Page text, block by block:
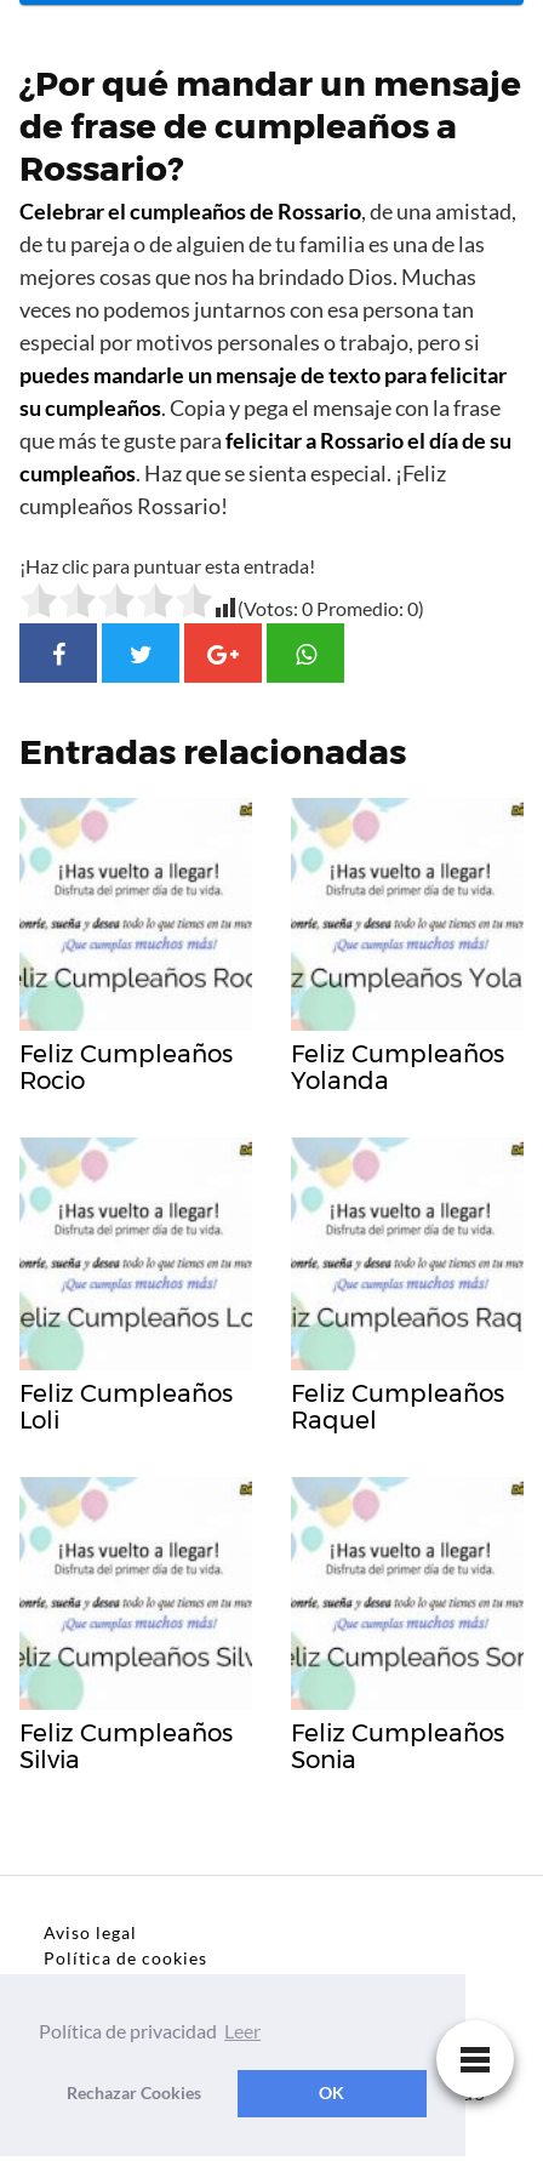
¿Por qué mandar un mensaje
de frase de cumpleaños a
Rossario?
Celebrar el cumpleaños de Rossario, de una amistad,
de tu pareja o de alguien de tu familia es una de las
mejores cosas que nos ha brindado Dios. Muchas
veces no podemos juntarnos con esa persona tan
especial por motivos personales o trabajo, pero si
puedes mandarle un mensaje de texto para felicitar
su cumpleaños. Copia y pega el mensaje con la frase
que más te guste parafelicitar a Rossario el día de su
cumpleaños. Haz que se sienta especial. ¡Feliz
cumpleaños Rossario!
¡Haz clic para puntuar esta entrada!
(Votos: 0 Promedio: 0)
Entradas relacionadas
Feliz Cumpleaños
Rocio
Feliz Cumpleaños
Yolanda
Feliz Cumpleaños
Loli
Feliz Cumpleaños
Raquel
Feliz Cumpleaños
Silvia
Feliz Cumpleaños
Sonia
Aviso legal
Política de cookies
Dedicatorias, frases, textos para todo el mundo
Política de privacidad Leer
Rechazar Cookies OK